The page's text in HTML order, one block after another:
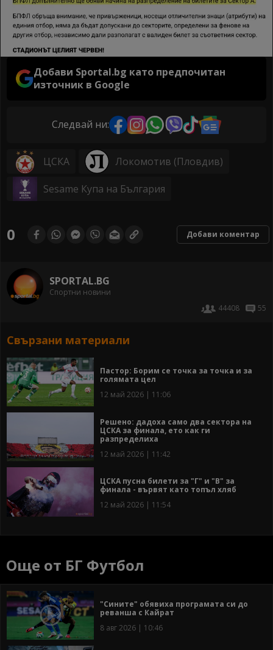
Добави Sportal.bg като предпочитан
източник в Google
Следвай ни:
ЦСКА Локомотив (Пловдив)
Sesame Купа на България
0 Добави коментар
SPORTAL.BG
Спортни новини
44408
55
Свързани материали
Пастор: Борим се точка за точка и за
голямата цел
12 май 2026 | 11:06
Решено: дадоха само два сектора на
ЦСКА за финала, ето как ги
разпределиха
12 май 2026 | 11:42
ЦСКА пусна билети за "Г" и "В" за
финала - вървят като топъл хляб
12 май 2026 | 11:54
Още от БГ Футбол
"Сините" обявиха програмата си до
реванша с Кайрат
8 авг 2026 | 10:46